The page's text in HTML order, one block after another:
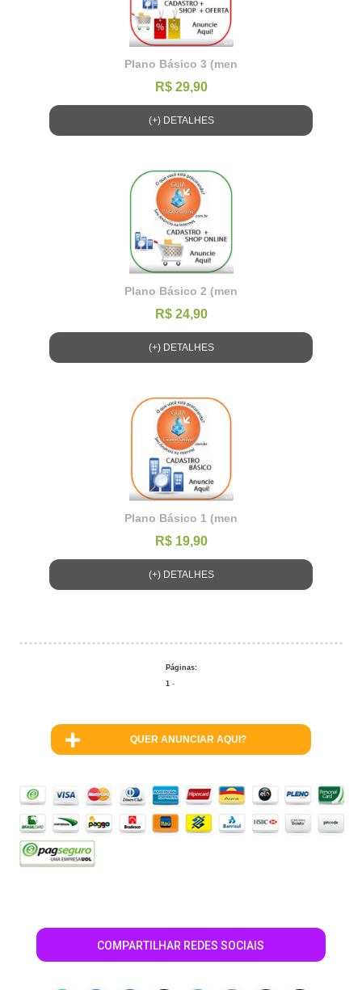
Plano Básico 3 (men
R$ 29,90
(+) DETALHES
Plano Básico 2 (men
R$ 24,90
(+) DETALHES
Plano Básico 1 (men
R$ 19,90
(+) DETALHES
Páginas:
1-
QUER ANUNCIAR AQUI?
COMPARTILHAR REDES SOCIAIS